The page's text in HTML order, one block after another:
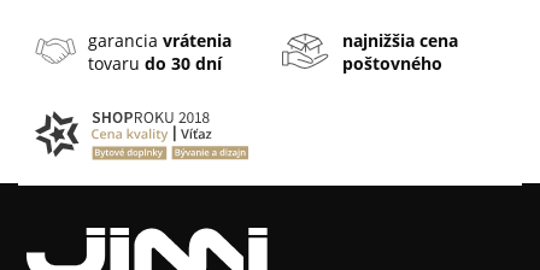
garanciavrátenia
tovarudo 30 dní
najnižšia cena
poštovného